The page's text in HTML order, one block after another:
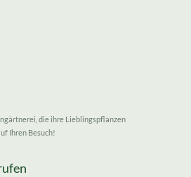
die ihre Lieblingspflanzen
Ihren Besuch!